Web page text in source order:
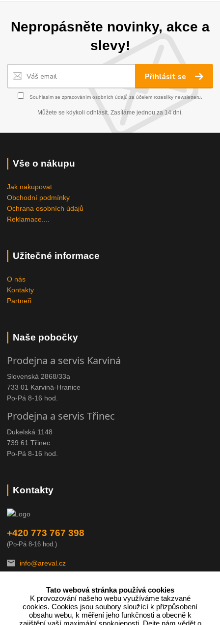
Nepropásněte novinky, akce a
slevy!
Přihlásit se
Souhlasím se zpracováním osobních údajů za účelem rozesílky newsletteru.
Můžete se kdykoli odhlásit. Zasíláme jednou za 14 dní.
Vše o nákupu
Jak nakupovat
Obchodní podmínky
Ochrana osobních údajů
Reklamace....
Užitečné informace
O nás
Kontakty
Partneři
Naše pobočky
Prodejna a servis Karviná
Slovenská 2868/33a
733 01 Karviná-Hranice
Po-Pá 8-16 hod.
Prodejna a servis Třinec
Dukelská 1148
739 61 Třinec
Po-Pá 8-16 hod.
Kontakty
+420 773 767 398
(Po-Pá 8-16 hod.)
info@areval.cz
Tato webová stránka používá cookies
K provozování našeho webu využíváme takzvané
cookies. Cookies jsou soubory sloužící k přizpůsobení
obsahu webu, k měření jeho funkčnosti a obecně k
zajištění vaší maximální spokojenosti. Dejte nám vědět o